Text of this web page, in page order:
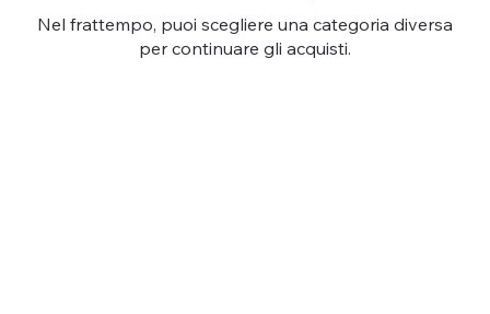
Nel frattempo, puoi scegliere una categoria diversa
per continuare gli acquisti.